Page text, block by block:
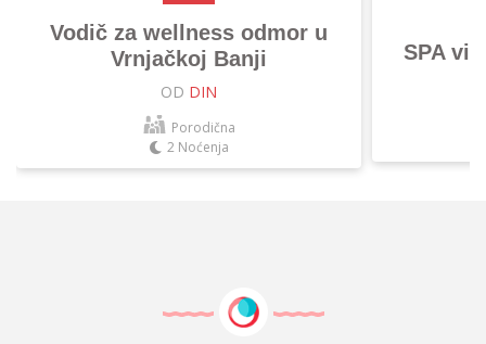
Vodič za wellness odmor u
Vrnjačkoj Banji
OD DIN
Porodična
2 Noćenja
SPA